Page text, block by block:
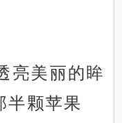
亮美丽的眸
半颗苹果